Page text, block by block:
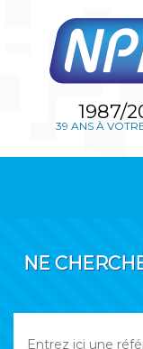
1987/
39 ANS À
NE